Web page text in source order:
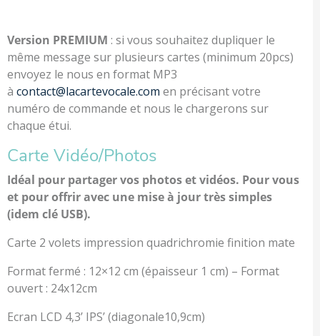
Version PREMIUM : si vous souhaitez dupliquer le
même message sur plusieurs cartes (minimum 20pcs)
envoyez le nous en format MP3
à contact@lacartevocale.com en précisant votre
numéro de commande et nous le chargerons sur
chaque étui.
Carte Vidéo/Photos
Idéal pour partager vos photos et vidéos. Pour vous
et pour offrir avec une mise à jour très simples
(idem clé USB).
Carte 2 volets impression quadrichromie finition mate
Format fermé : 12×12 cm (épaisseur 1 cm) – Format
ouvert : 24x12cm
Ecran LCD 4,3’ IPS’ (diagonale10,9cm)